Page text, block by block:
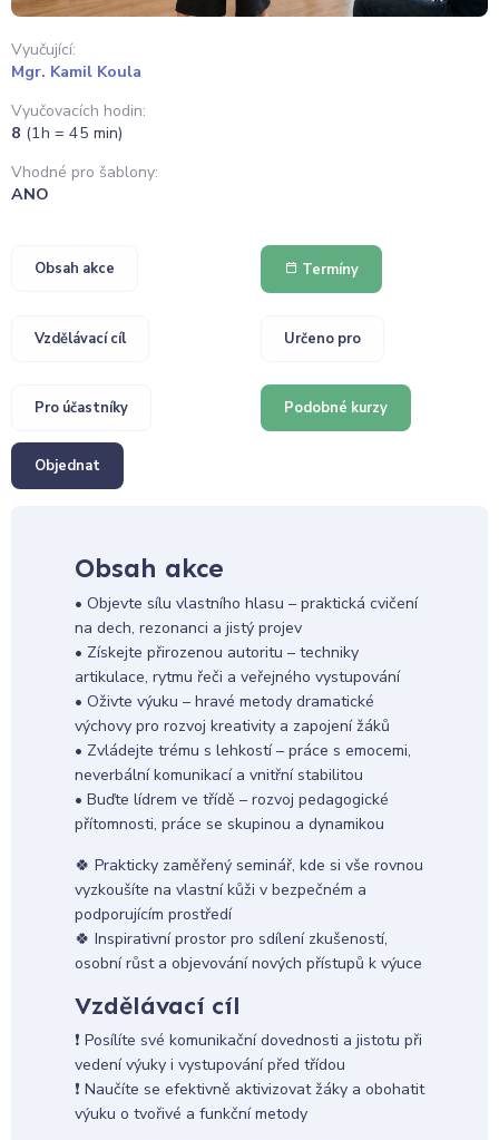
Vyučující:
Mgr. Kamil Koula
Vyučovacích hodin:
8 (1h = 45 min)
Vhodné pro šablony:
ANO
Obsah akce Termíny
Vzdělávací cíl Určeno pro
Pro účastníky Podobné kurzy
Objednat
Obsah akce
• Objevte sílu vlastního hlasu – praktická cvičení
na dech, rezonanci a jistý projev
• Získejte přirozenou autoritu – techniky
artikulace, rytmu řeči a veřejného vystupování
• Oživte výuku – hravé metody dramatické
výchovy pro rozvoj kreativity a zapojení žáků
• Zvládejte trému s lehkostí – práce s emocemi,
neverbální komunikací a vnitřní stabilitou
• Buďte lídrem ve třídě – rozvoj pedagogické
přítomnosti, práce se skupinou a dynamikou
🍀 Prakticky zaměřený seminář, kde si vše rovnou
vyzkoušíte na vlastní kůži v bezpečném a
podporujícím prostředí
🍀 Inspirativní prostor pro sdílení zkušeností,
osobní růst a objevování nových přístupů k výuce
Vzdělávací cíl
❗ Posílíte své komunikační dovednosti a jistotu při
vedení výuky i vystupování před třídou
❗ Naučíte se efektivně aktivizovat žáky a obohatit
výuku o tvořivé a funkční metody